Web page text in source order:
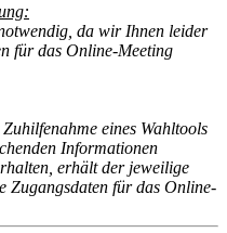
da wir Ihnen leider
für das Online-Meeting
eines Wahltools
Informationen
erhält der jeweilige
Zugangsdaten für das Online-